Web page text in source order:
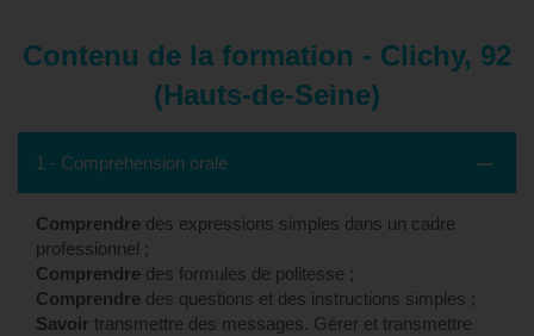
Contenu de la formation - Clichy, 92
(Hauts-de-Seine)
1 - Compréhension orale
Comprendre des expressions simples dans un cadre
professionnel ;
Comprendre des formules de politesse ;
Comprendre des questions et des instructions simples ;
Savoir transmettre des messages. Gérer et transmettre